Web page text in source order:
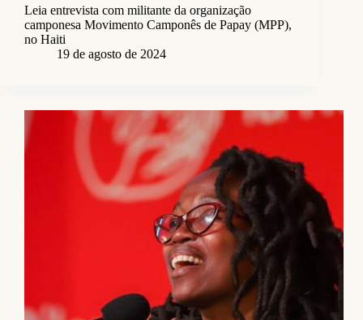
Leia entrevista com militante da organização
camponesa Movimento Camponês de Papay (MPP),
no Haiti
19 de agosto de 2024